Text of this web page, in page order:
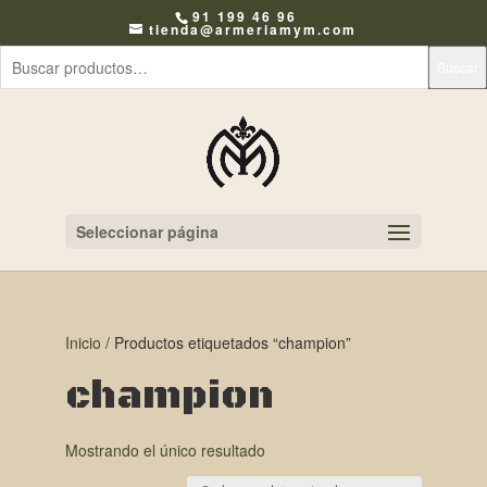
91 199 46 96
tienda@armeriamym.com
Seleccionar página
Inicio / Productos etiquetados “champion”
champion
Mostrando el único resultado